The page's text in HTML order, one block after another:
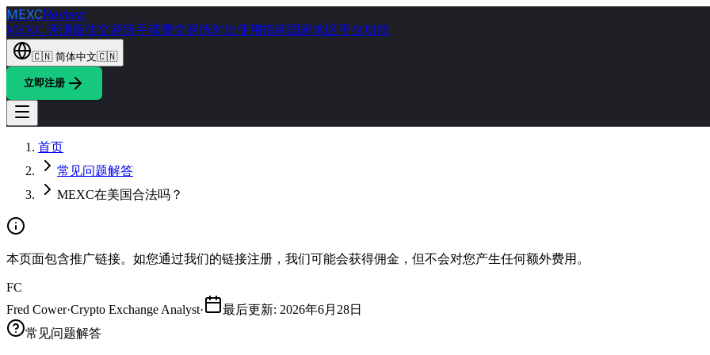
MEXCReview
MEXC 评测最佳交易所手续费交易所对比使用指南国家地区平台功能
🇨🇳 简体中文🇨🇳
立即注册
首页
常见问题解答
MEXC在美国合法吗？
本页面包含推广链接。如您通过我们的链接注册，我们可能会获得佣金，但不会对您产生任何额外费用。
FC
Fred Cower·Crypto Exchange Analyst· 最后更新: 2026年6月28日
常见问题解答